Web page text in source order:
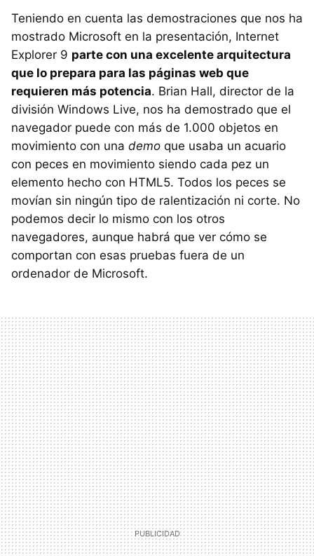
Teniendo en cuenta las demostraciones que nos ha
mostrado Microsoft en la presentación, Internet
Explorer 9 parte con una excelente arquitectura
que lo prepara para las páginas web que
requieren más potencia. Brian Hall, director de la
división Windows Live, nos ha demostrado que el
navegador puede con más de 1.000 objetos en
movimiento con una demo que usaba un acuario
con peces en movimiento siendo cada pez un
elemento hecho con HTML5. Todos los peces se
movían sin ningún tipo de ralentización ni corte. No
podemos decir lo mismo con los otros
navegadores, aunque habrá que ver cómo se
comportan con esas pruebas fuera de un
ordenador de Microsoft.